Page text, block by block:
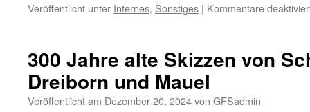
Veröffentlicht unter Internes, Sonstiges | Kommentare
300 Jahre alte Skizzen von
Dreiborn und Mauel
Veröffentlicht am Dezember 20, 2024von GFSadmin